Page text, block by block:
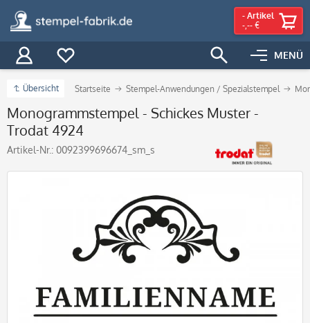
MENÜ
- Artikel
-,-- €
Übersicht Startseite Stempel-Anwendungen / Spezialstempel
Monogrammstempel - Schickes Muster -
Trodat 4924
Artikel-Nr.: 0092399696674_sm_s